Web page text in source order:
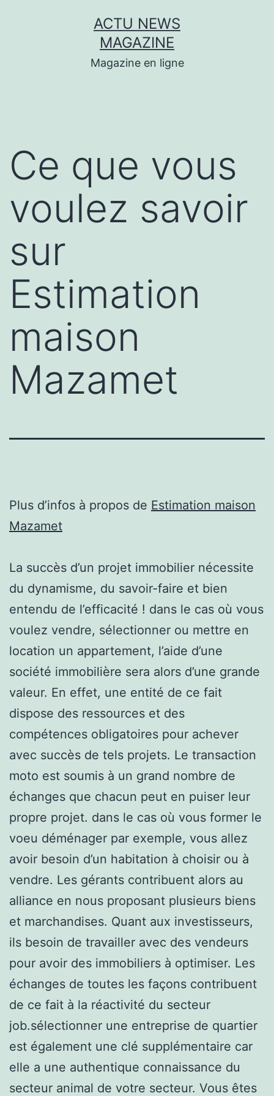
ACTU NEWS
MAGAZINE
Magazine en ligne
Ce que vous
voulez savoir
sur
Estimation
maison
Mazamet
Plus d’infos à propos de Estimation maison
Mazamet
La succès d’un projet immobilier nécessite
du dynamisme, du savoir-faire et bien
entendu de l’efficacité ! dans le cas où vous
voulez vendre, sélectionner ou mettre en
location un appartement, l’aide d’une
société immobilière sera alors d’une grande
valeur. En effet, une entité de ce fait
dispose des ressources et des
compétences obligatoires pour achever
avec succès de tels projets. Le transaction
moto est soumis à un grand nombre de
échanges que chacun peut en puiser leur
propre projet. dans le cas où vous former le
voeu déménager par exemple, vous allez
avoir besoin d’un habitation à choisir ou à
vendre. Les gérants contribuent alors au
alliance en nous proposant plusieurs biens
et marchandises. Quant aux investisseurs,
ils besoin de travailler avec des vendeurs
pour avoir des immobiliers à optimiser. Les
échanges de toutes les façons contribuent
de ce fait à la réactivité du secteur
job.sélectionner une entreprise de quartier
est également une clé supplémentaire car
elle a une authentique connaissance du
secteur animal de votre secteur. Vous êtes